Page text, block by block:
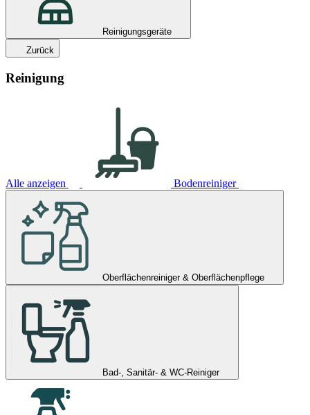
Reinigungsgeräte
Zurück
Reinigung
Alle anzeigen Bodenreiniger
Oberflächenreiniger & Oberflächenpflege
Bad-, Sanitär- & WC-Reiniger